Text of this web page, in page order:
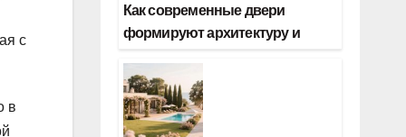
с
в
Как современные двери
формируют архитектуру и
зданий